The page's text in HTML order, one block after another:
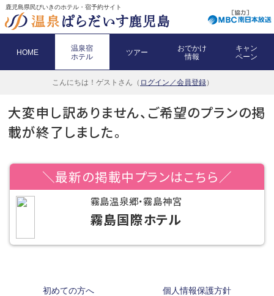
鹿児島県民びいきのホテル・宿予約サイト
HOME
温泉宿
ホテル
ツアー
おでかけ
情報
キャン
ペーン
こんにちは！ ゲストさん（ ログイン／会員登録）
大変申し訳ありません、ご希望のプランの掲
載が終了しました。
＼最新の掲載中プランはこちら／
霧島温泉郷・霧島神宮
霧島国際ホテル
初めての方へ 個人情報保護方針